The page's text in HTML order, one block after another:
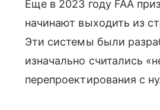
Еще в 2023 году FAA
начинают выходить из
Эти системы были
изначально считались
перепроектирования с